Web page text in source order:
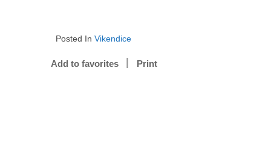
Posted In Vikendice
Add to favorites Print